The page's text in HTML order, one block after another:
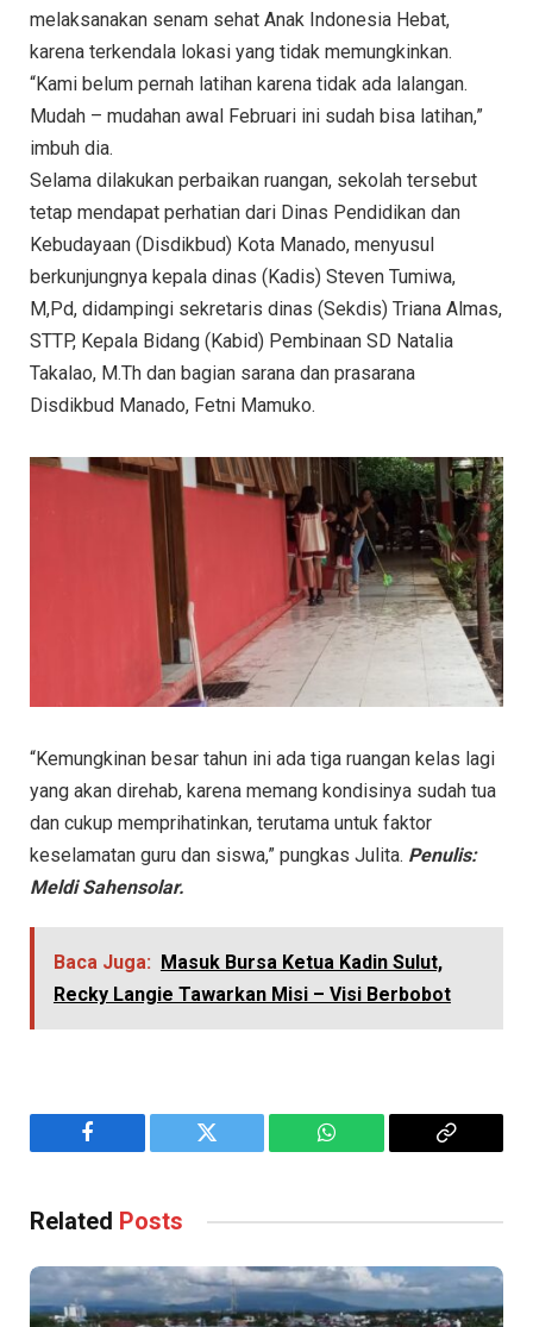
melaksanakan senam sehat Anak Indonesia Hebat,
karena terkendala lokasi yang tidak memungkinkan.
“Kami belum pernah latihan karena tidak ada lalangan.
Mudah – mudahan awal Februari ini sudah bisa latihan,”
imbuh dia.
Selama dilakukan perbaikan ruangan, sekolah tersebut
tetap mendapat perhatian dari Dinas Pendidikan dan
Kebudayaan (Disdikbud) Kota Manado, menyusul
berkunjungnya kepala dinas (Kadis) Steven Tumiwa,
M,Pd, didampingi sekretaris dinas (Sekdis) Triana Almas,
STTP, Kepala Bidang (Kabid) Pembinaan SD Natalia
Takalao, M.Th dan bagian sarana dan prasarana
Disdikbud Manado, Fetni Mamuko.
“Kemungkinan besar tahun ini ada tiga ruangan kelas lagi
yang akan direhab, karena memang kondisinya sudah tua
dan cukup memprihatinkan, terutama untuk faktor
keselamatan guru dan siswa,” pungkas Julita. Penulis:
Meldi Sahensolar.
Baca Juga:
Masuk Bursa Ketua Kadin Sulut,
Recky Langie Tawarkan Misi – Visi Berbobot
Facebook Twitter WhatsApp
Copy
Related Posts